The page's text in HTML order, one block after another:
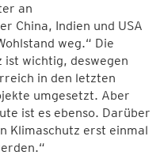
an
China, Indien und USA
weg.“ Die
ist wichtig, deswegen
in den letzten
umgesetzt. Aber
ist es ebenso. Darüber
Klimaschutz erst einmal